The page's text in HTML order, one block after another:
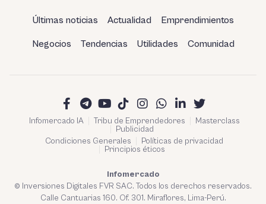
Últimas noticias Actualidad Emprendimientos
Negocios Tendencias Utilidades Comunidad
Infomercado IA Tribu de Emprendedores
Masterclass
Publicidad
Condiciones Generales
Políticas de privacidad
Principios éticos
Infomercado
© Inversiones Digitales FVR SAC. Todos los derechos reservados.
Calle Cantuarias 160. Of. 301. Miraflores, Lima-Perú.